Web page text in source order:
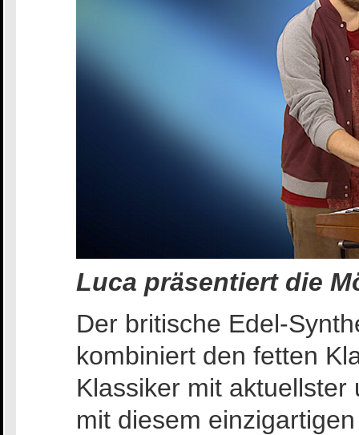
Luca präsentiert die
Der britische Edel-
kombiniert den fetten
Klassiker mit aktuellster
mit diesem